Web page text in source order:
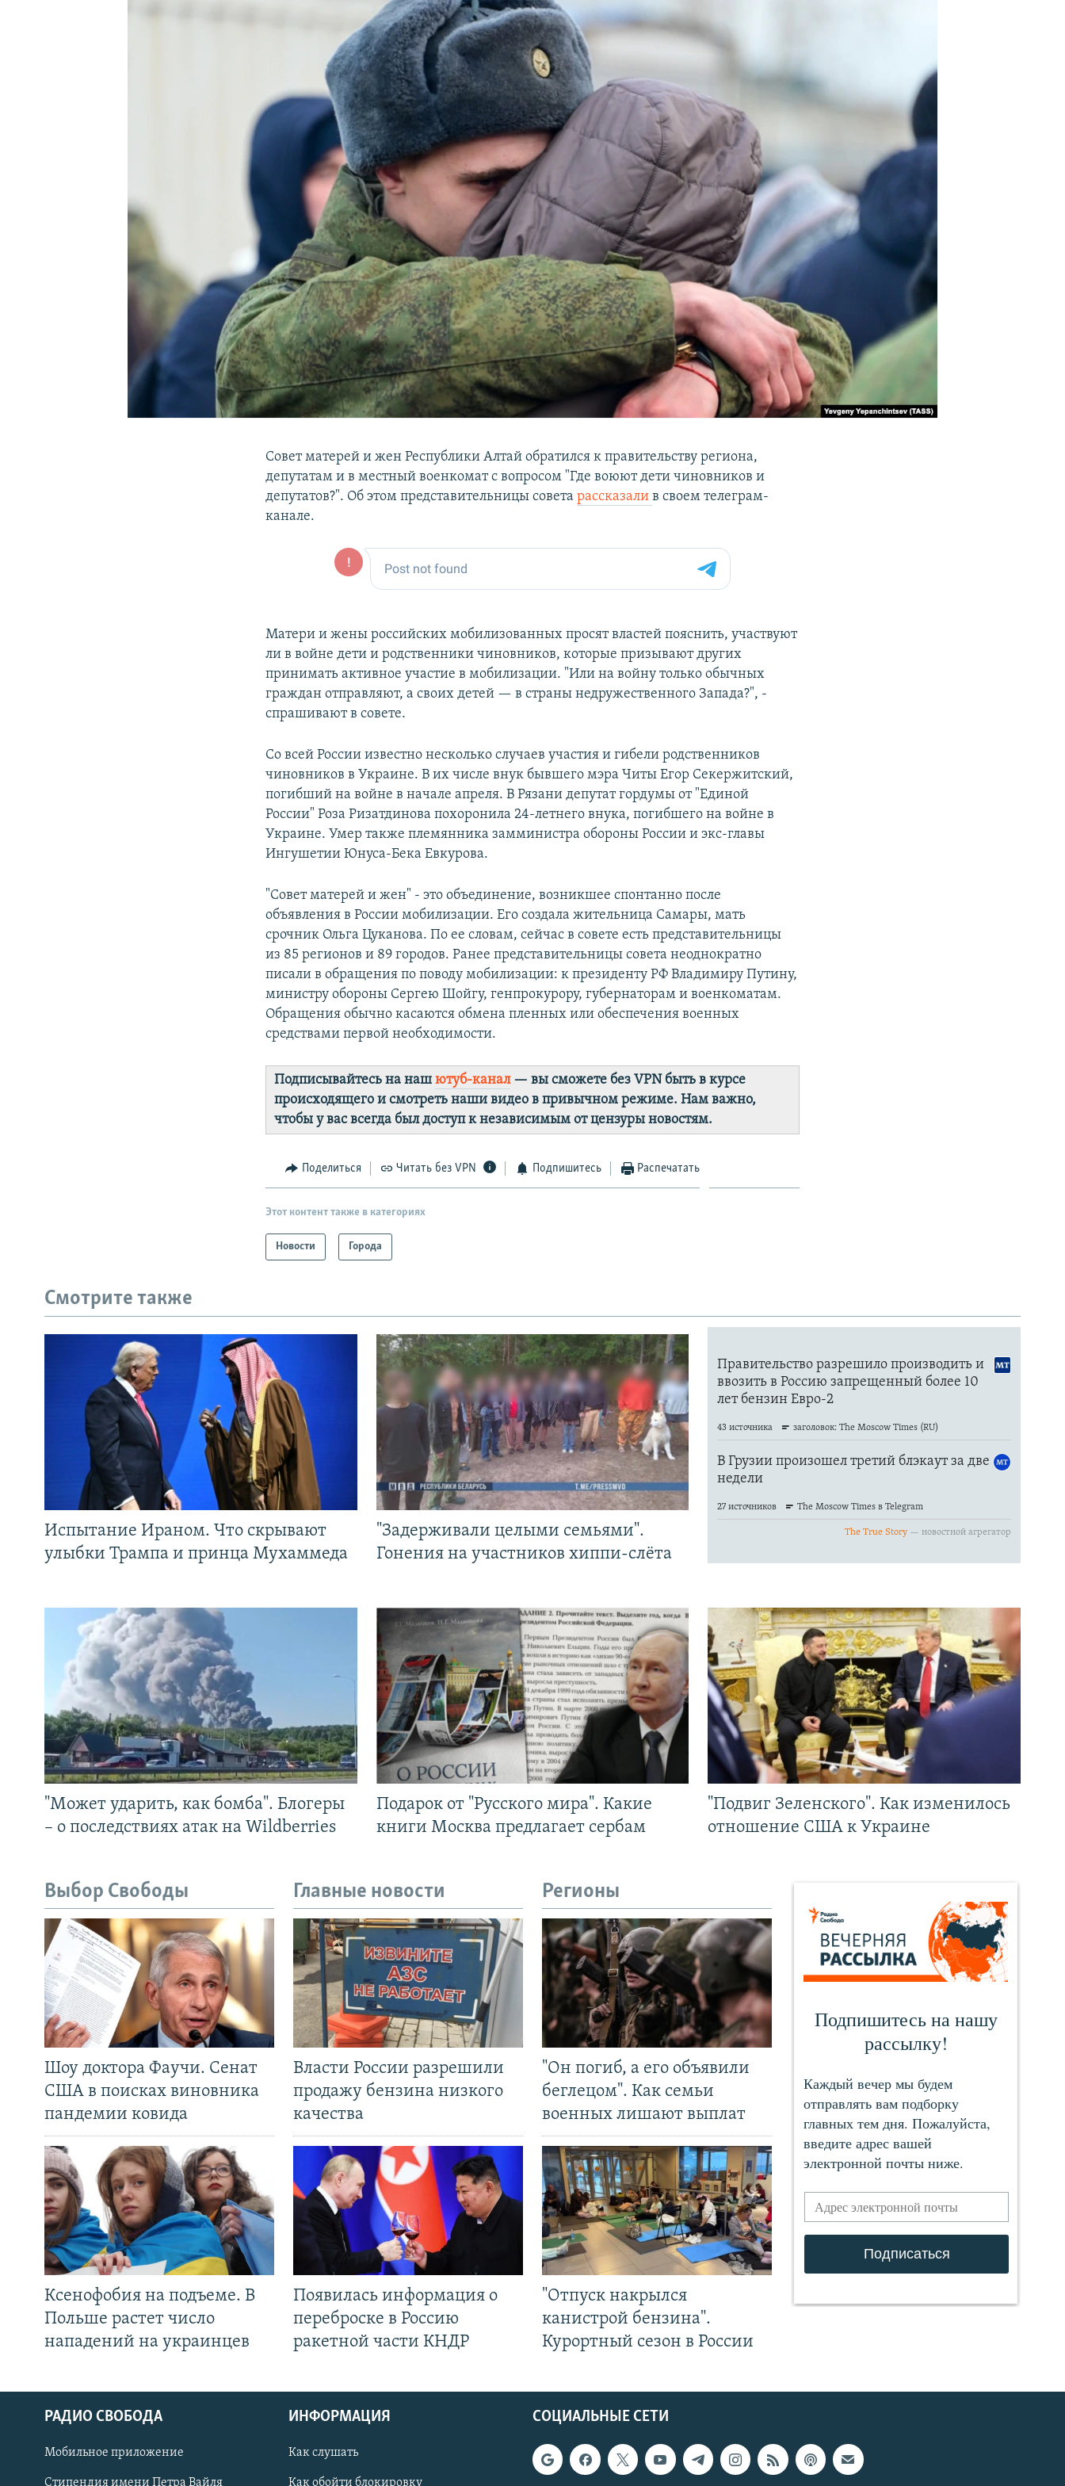
СОЦИАЛЬНЫЕ СЕТИ
Совет матерей и жен Республики Алтай обратился к правительству региона,
депутатам и в местный военкомат с вопросом "Где воюют дети чиновников и
депутатов?". Об этом представительницы советарассказалив своем телеграм-
канале.
Матери и жены российских мобилизованных просят властей пояснить, участвуют
ли в войне дети и родственники чиновников, которые призывают других
принимать активное участие в мобилизации. "Или на войну только обычных
граждан отправляют, а своих детей — в страны недружественного Запада?", -
спрашивают в совете.
Со всей России известно несколько случаев участия и гибели родственников
чиновников в Украине. В их числе внук бывшего мэра Читы Егор Секержитский,
погибший на войне в начале апреля. В Рязани депутат гордумы от "Единой
России" Роза Ризатдинова похоронила 24-летнего внука, погибшего на войне в
Украине. Умер также племянника замминистра обороны России и экс-главы
Ингушетии Юнуса-Бека Евкурова.
"Совет матерей и жен" - это объединение, возникшее спонтанно после
объявления в России мобилизации. Его создала жительница Самары, мать
срочник Ольга Цуканова. По ее словам, сейчас в совете есть представительницы
из 85 регионов и 89 городов. Ранее представительницы совета неоднократно
писали в обращения по поводу мобилизации: к президенту РФ Владимиру Путину,
министру обороны Сергею Шойгу, генпрокурору, губернаторам и военкоматам.
Обращения обычно касаются обмена пленных или обеспечения военных
средствами первой необходимости.
Подписывайтесь на нашютуб-канал— вы сможете без VPN быть в курсе
происходящего и смотреть наши видео в привычном режиме. Нам важно,
чтобы у вас всегда был доступ к независимым от цензуры новостям.
Поделиться Читать без VPN Подпишитесь Распечатать
Этот контент также в категориях
Новости Города
Смотрите также
Испытание Ираном. Что скрывают
улыбки Трампа и принца Мухаммеда
"Задерживали целыми семьями".
Гонения на участников хиппи-слёта
"Может ударить, как бомба". Блогеры
– о последствиях атак на Wildberries
Подарок от "Русского мира". Какие
книги Москва предлагает сербам
"Подвиг Зеленского". Как изменилось
отношение США к Украине
Выбор Свободы
Шоу доктора Фаучи. Сенат
США в поисках виновника
пандемии ковида
Ксенофобия на подъеме. В
Польше растет число
нападений на украинцев
Главные новости
Власти России разрешили
продажу бензина низкого
качества
Появилась информация о
переброске в Россию
ракетной части КНДР
Регионы
"Он погиб, а его объявили
беглецом". Как семьи
военных лишают выплат
"Отпуск накрылся
канистрой бензина".
Курортный сезон в России
СОЦИАЛЬНЫЕ СЕТИ
РАДИО СВОБОДА
Мобильное приложение
Стипендия имени Петра Вайля
ИНФОРМАЦИЯ
Как слушать
Как обойти блокировку